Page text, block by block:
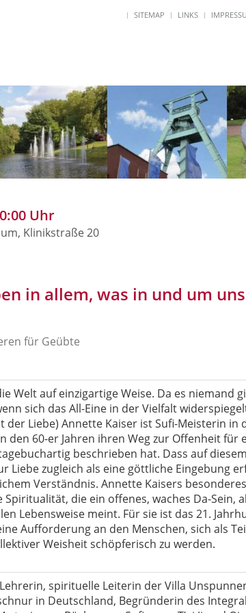
SITEMAP LINKS
Uhr
Klinikstraße 20
in allem, was in und um uns
für Geübte
Welt auf einzigartige Weise. Da es niemand
sich das All-Eine in der Vielfalt
der Liebe) Annette Kaiser ist Sufi-Meisterin in
den 60-er Jahren ihren Weg zur Offenheit für
beschrieben hat. Dass auf
Liebe zugleich als eine göttliche Eingebung
Verständnis. Annette Kaisers
die ein offenes, waches Da-Sein,
Lebensweise meint. Für sie ist das 21.
Aufforderung an den Menschen, sich als
Weisheit schöpferisch zu werden.
spirituelle Leiterin der Villa
in Deutschland, Begründerin des